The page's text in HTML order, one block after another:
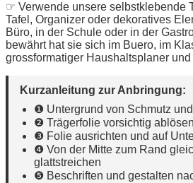
☞ Verwende unsere selbstklebende
Tafel, Organizer oder dekoratives
Büro, in der Schule oder in der
bewährt hat sie sich im Buero, im
grossformatiger Haushaltsplaner
Kurzanleitung zur Anbringung:
❶ Untergrund von Schmutz
❷ Trägerfolie vorsichtig ablösen
❸ Folie ausrichten und auf
❹ Von der Mitte zum Rand
glattstreichen
❺ Beschriften und gestalten